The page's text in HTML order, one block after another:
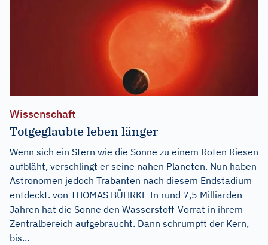
Wissenschaft
Totgeglaubte leben länger
Wenn sich ein Stern wie die Sonne zu einem Roten Riesen
aufbläht, verschlingt er seine nahen Planeten. Nun haben
Astronomen jedoch Trabanten nach diesem Endstadium
entdeckt. von THOMAS BÜHRKE In rund 7,5 Milliarden
Jahren hat die Sonne den Wasserstoff-Vorrat in ihrem
Zentralbereich aufgebraucht. Dann schrumpft der Kern,
bis...